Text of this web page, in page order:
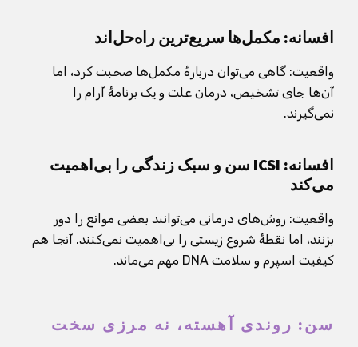
افسانه: مکمل‌ها سریع‌ترین راه‌حل‌اند
واقعیت: گاهی می‌توان دربارهٔ مکمل‌ها صحبت کرد، اما
آن‌ها جای تشخیص، درمان علت و یک برنامهٔ آرام را
نمی‌گیرند.
افسانه: ICSI سن و سبک زندگی را بی‌اهمیت
می‌کند
واقعیت: روش‌های درمانی می‌توانند بعضی موانع را دور
بزنند، اما نقطهٔ شروع زیستی را بی‌اهمیت نمی‌کنند. آنجا هم
کیفیت اسپرم و سلامت DNA مهم می‌ماند.
سن: روندی آهسته، نه مرزی سخت